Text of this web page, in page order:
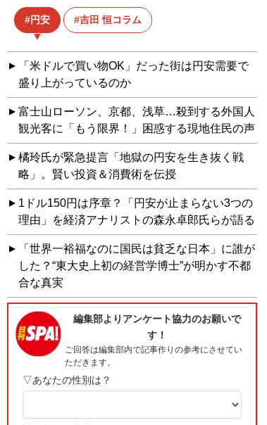
円安 吉田 恒コラム
「米ドルで買い物OK」だった街は円安需要で
盛り上がっているのか
富士山ローソン、京都、浅草…殺到する外国人
観光客に「もう限界！」困惑する現地住民の声
橘玲氏が緊急提言「地獄の円安を生き抜く戦
略」。賢い投資＆消費術を伝授
1ドル150円は序章？「円安が止まらない3つの
理由」を経済アナリストの森永卓郎氏らが語る
「世界一裕福なのに国民は貧乏な日本」に誰が
した？“東大史上初の経営学博士”が明かす不都
合な真実